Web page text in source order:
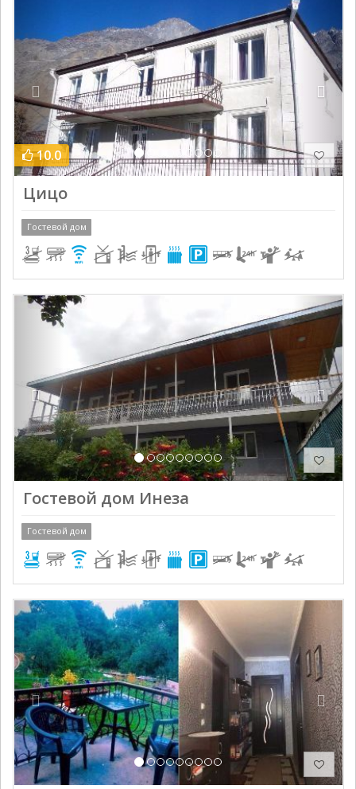
10.0
Цицо
Гостевой дом
Previous Next
Гостевой дом Инеза
Гостевой дом
Previous